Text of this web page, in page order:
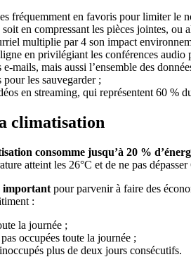
fréquemment en favoris pour limiter le
en compressant les pièces jointes,
multiplie par 4 son impact
en privilégiant les conférences
mails, mais aussi l’ensemble des
les sauvegarder ;
en streaming, qui représentent 60 %
climatisation
consomme jusqu’à 20 %
atteint les 26°C et de ne pas
important pour parvenir à faire des
:
la journée ;
occupées toute la journée ;
plus de deux jours consécutifs.